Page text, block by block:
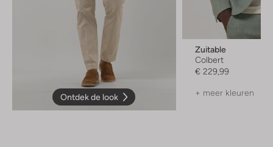
Ontdek de look
Zuitable
Colbert
€ 229,99
+ meer kleuren